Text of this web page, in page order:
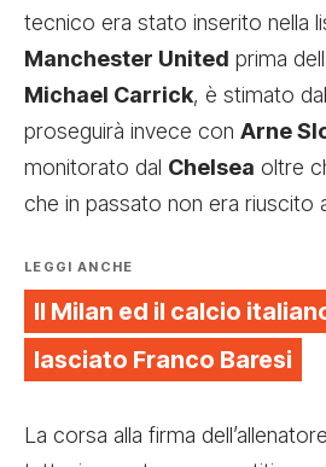
tecnico era stato inserito nella
Manchester United prima
Michael Carrick, è stimato dal
proseguirà invece con Arne
monitorato dal Chelsea oltre
che in passato non era riuscito
LEGGI ANCHE
Il Milan ed il calcio
lasciato Franco Baresi
La corsa alla firma